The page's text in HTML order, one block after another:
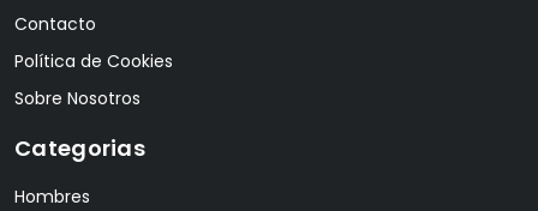
Contacto
Política de Cookies
Sobre Nosotros
Categorias
Hombres